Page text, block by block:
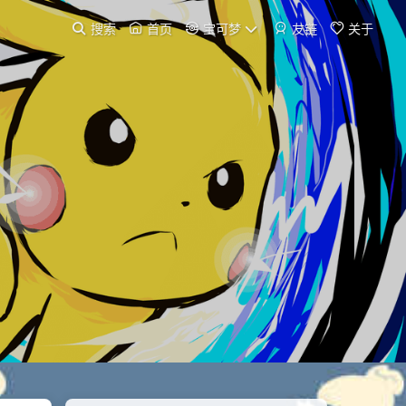
搜索 首页 宝可梦 友链 关于